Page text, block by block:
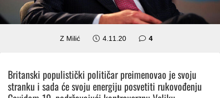
Z Milić 4.11.20 4komentara
Britanski populistički političar preimenovao je svoju
stranku i sada će svoju energiju posvetiti rukovođenju